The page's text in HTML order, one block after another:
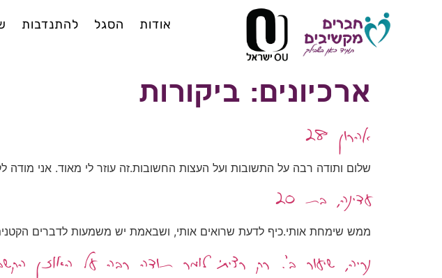
אודות הסגל להתנדבות
ארכיונים: ביקורות
אהרון 28
שלום ותודה רבה על התשובות ועל העצות החשובות.זה עוזר לי מאוד. אני
עדינה, בת 20
ממש שימחת אותי.כיף לדעת שרואים אותי, ושבאמת יש משמעות לדברים
נריה, שיעור ב'. רק רציתי לומר תודה רבה על האוזן